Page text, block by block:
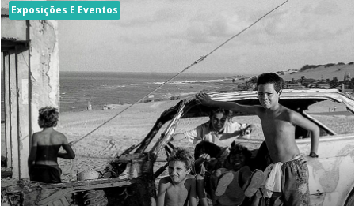
Exposições E Eventos